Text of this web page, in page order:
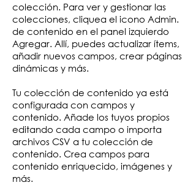
colección. Para ver y gestionar las
colecciones, cliquea el icono Admin.
de contenido en el panel izquierdo
Agregar. Allí, puedes actualizar ítems,
añadir nuevos campos, crear páginas
dinámicas y más.
Tu colección de contenido ya está
configurada con campos y
contenido. Añade los tuyos propios
editando cada campo o importa
archivos CSV a tu colección de
contenido. Crea campos para
contenido enriquecido, imágenes y
más.